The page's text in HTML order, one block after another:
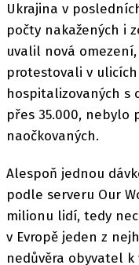
Ukrajina v
počty nakažených i
uvalil nová
protestovali v
hospitalizovaných s
přes 35.000, nebylo
naočkovaných.
Alespoň jednou
podle serveru Our
milionu lidí, tedy
v Evropě jeden z
nedůvěra obyvatel